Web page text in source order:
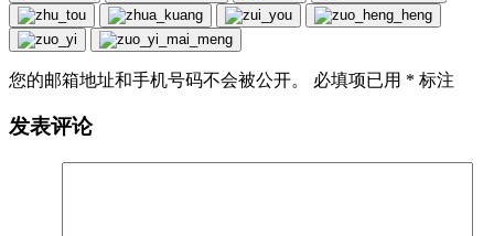
您的邮箱地址和手机号码不会被公开。 必填项已用 * 标注
发表评论